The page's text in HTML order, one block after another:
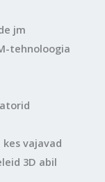
jm
tehnoloogia
vajavad
3D abil